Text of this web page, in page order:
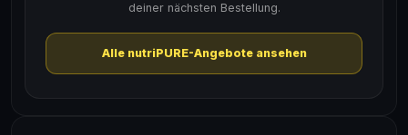
deiner nächsten Bestellung.
Alle nutriPURE-Angebote ansehen